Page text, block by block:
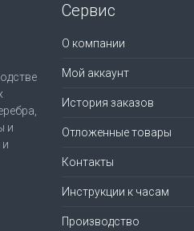
и
Сервис
О компании
Мой аккаунт
История заказов
Отложенные товары
Контакты
Инструкции к часам
Производство